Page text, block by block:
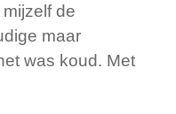
de
maar
was koud. Met